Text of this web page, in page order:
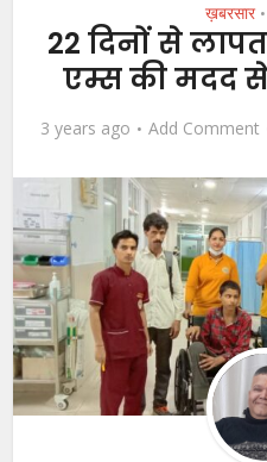
ख़बरसार •
22 दिनों से
एम्स की मदद
3 years ago Add Comment